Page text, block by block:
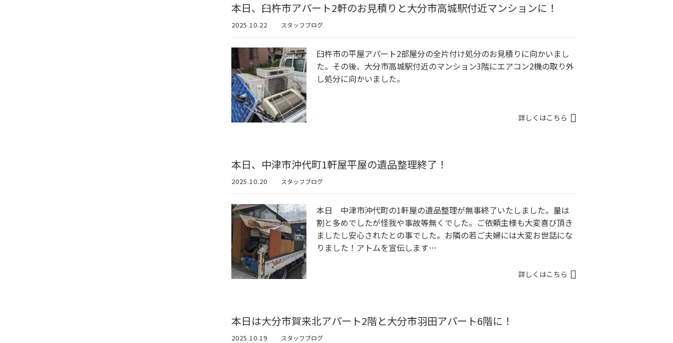
本日、臼杵市アパート2軒のお見積りと大分市高城駅付近マンションに！
2025.10.22 スタッフブログ
臼杵市の平屋アパート2部屋分の全片付け処分のお見積りに向かいまし
た。その後、大分市高城駅付近のマンション3階にエアコン2機の取り外
し処分に向かいました。
詳しくはこちら
本日、中津市沖代町1軒屋平屋の遺品整理終了！
2025.10.20 スタッフブログ
本日 中津市沖代町の1軒屋の遺品整理が無事終了いたしました。量は
割と多めでしたが怪我や事故等無くでした。ご依頼主様も大変喜び頂き
ましたし安心されたとの事でした。お隣の若ご夫婦には大変お世話にな
りました！アトムを宣伝します…
詳しくはこちら
本日は大分市賀来北アパート2階と大分市羽田アパート6階に！
2025.10.19 スタッフブログ